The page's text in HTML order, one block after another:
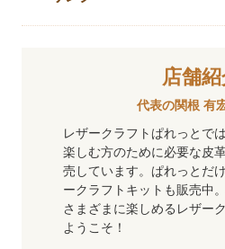
店舗
代表の関根 有
レザークラフトぱれっとで
楽しむ方のために必要な皮
売しています。ぱれっとだ
ークラフトキットも販売中
さまざまに楽しめるレザー
ようこそ！